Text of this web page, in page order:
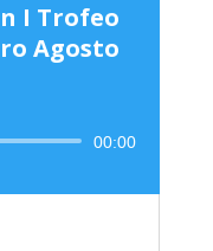
I Trofeo
Agosto
00:00